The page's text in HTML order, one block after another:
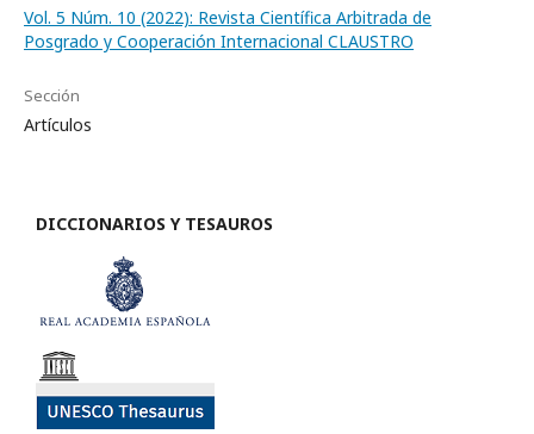
Vol. 5 Núm. 10 (2022): Revista Científica Arbitrada de
Posgrado y Cooperación Internacional CLAUSTRO
Sección
Artículos
DICCIONARIOS Y TESAUROS